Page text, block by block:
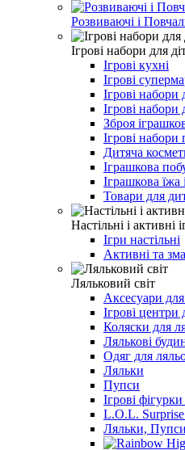
Розвиваючі і
Ігрові набори для
Ігрові кухні
Ігрові
Ігрові набори
Ігрові набори
Зброя
Ігрові набори
Дитяча
Іграшкова
Іграшкова їжа
Товари для
Настільні і активні
Ігри настільні
Активні та
Ляльковий світ
Аксесуари для
Ігрові центри
Коляски для
Лялькові
Одяг для
Ляльки
Пупси
Ігрові
L.O.L.
Ляльки, Пупси